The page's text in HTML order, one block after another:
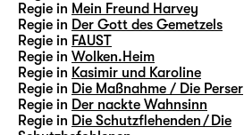
Regie in Mein Freund Harvey
Regie in Der Gott des Gemetzels
Regie in FAUST
Regie in Wolken.Heim
Regie in Kasimir und Karoline
Regie in Die Maßnahme / Die Perser
Regie in Der nackte Wahnsinn
Regie in Die Schutzflehenden / Die